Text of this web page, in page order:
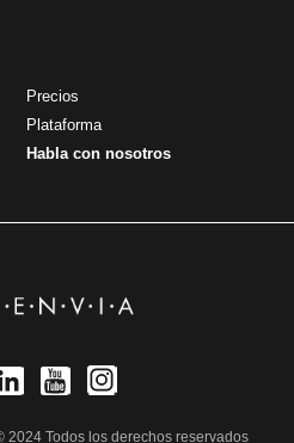
Precios
Plataforma
Habla con nosotros
2024 Todos los derechos reservados